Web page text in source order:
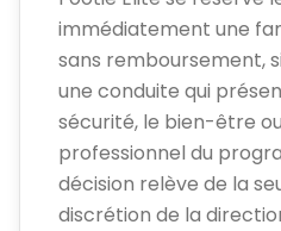
immédiatement une
sans remboursement,
une conduite qui
sécurité, le bien-être
professionnel du
décision relève de la
discrétion de la